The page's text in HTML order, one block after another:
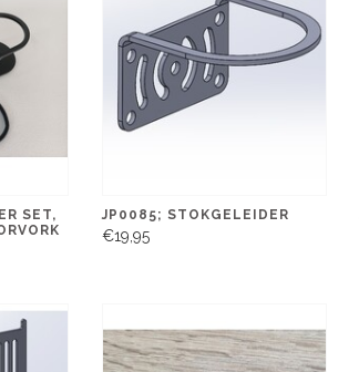
SET,
JP0085; STOKGELEIDER
€19,95